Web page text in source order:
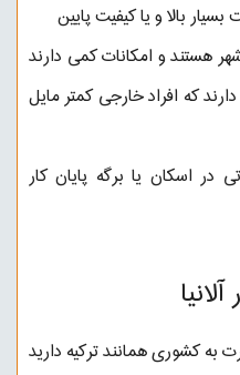
بالا و یا کیفیت پایین
هستند و امکانات کمی دارند
که افراد خارجی کمتر مایل
در اسکان یا برگه پایان کار
به کشوری همانند ترکیه دارید